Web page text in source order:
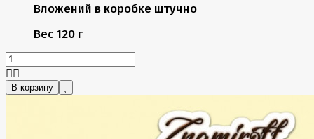
Вложений в коробке штучно
Вес 120 г
В корзину